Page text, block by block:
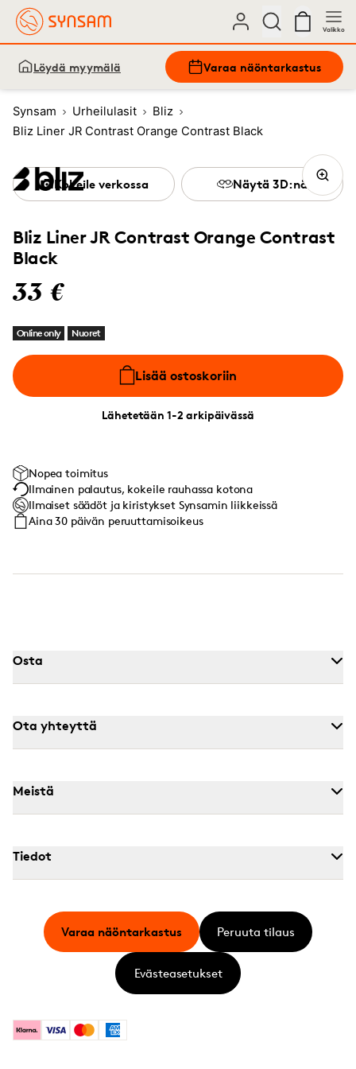
Valikko
Löydä myymälä Varaa näöntarkastus
Synsam Urheilulasit
Bliz
Bliz Liner JR Contrast Orange Contrast Black
Bliz Liner JR Contrast Orange Contrast
Black
33 €
Online only Nuoret
Lisää ostoskoriin
Lähetetään 1-2 arkipäivässä
Kokeile verkossa Näytä 3D:nä
Nopea toimitus
Ilmainen palautus, kokeile rauhassa kotona
Ilmaiset säädöt ja kiristykset Synsamin liikkeissä
Aina 30 päivän peruuttamisoikeus
Osta
Ota yhteyttä
Meistä
Tiedot
KlarnaVisa MastercardAmerican Express
Varaa näöntarkastus Peruuta tilaus
Evästeasetukset